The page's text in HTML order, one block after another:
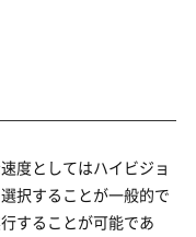
度としてはハイビジョ
択することが一般的で
することが可能であ